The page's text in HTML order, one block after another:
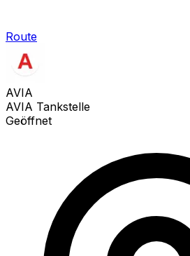
Route
AVIA
AVIA Tankstelle
Geöffnet